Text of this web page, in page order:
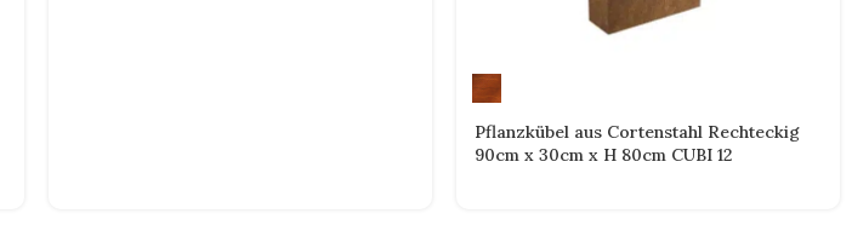
Pflanzkübel aus Cortenstahl Rechteckig
90cm x 30cm x H 80cm CUBI 12